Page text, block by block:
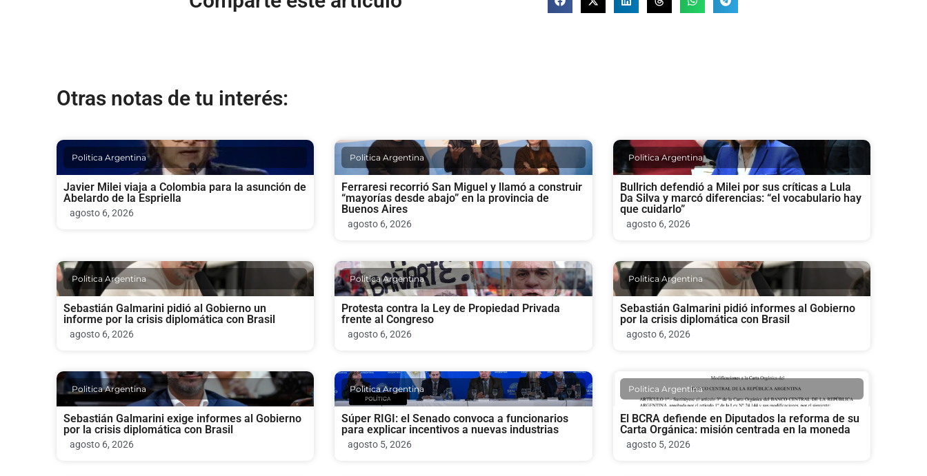
Otras notas de tu interés:
Politica Argentina
Javier Milei viaja a Colombia para la asunción de
Abelardo de la Espriella
agosto 6, 2026
Politica Argentina
Ferraresi recorrió San Miguel y llamó a construir
“mayorías desde abajo” en la provincia de
Buenos Aires
agosto 6, 2026
Politica Argentina
Bullrich defendió a Milei por sus críticas a Lula
Da Silva y marcó diferencias: “el vocabulario hay
que cuidarlo”
agosto 6, 2026
Politica Argentina
Sebastián Galmarini pidió al Gobierno un
informe por la crisis diplomática con Brasil
agosto 6, 2026
Politica Argentina
Protesta contra la Ley de Propiedad Privada
frente al Congreso
agosto 6, 2026
Politica Argentina
Sebastián Galmarini pidió informes al Gobierno
por la crisis diplomática con Brasil
agosto 6, 2026
Politica Argentina
Sebastián Galmarini exige informes al Gobierno
por la crisis diplomática con Brasil
agosto 6, 2026
Politica Argentina
Súper RIGI: el Senado convoca a funcionarios
para explicar incentivos a nuevas industrias
agosto 5, 2026
Politica Argentina
El BCRA defiende en Diputados la reforma de su
Carta Orgánica: misión centrada en la moneda
agosto 5, 2026